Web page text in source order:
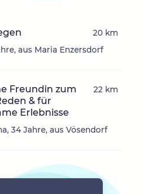
aus Maria Enzersdorf
20 km
Freundin zum
& für
Erlebnisse
34 Jahre, aus Vösendorf
22 km